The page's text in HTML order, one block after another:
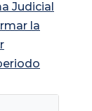
Judicial
la